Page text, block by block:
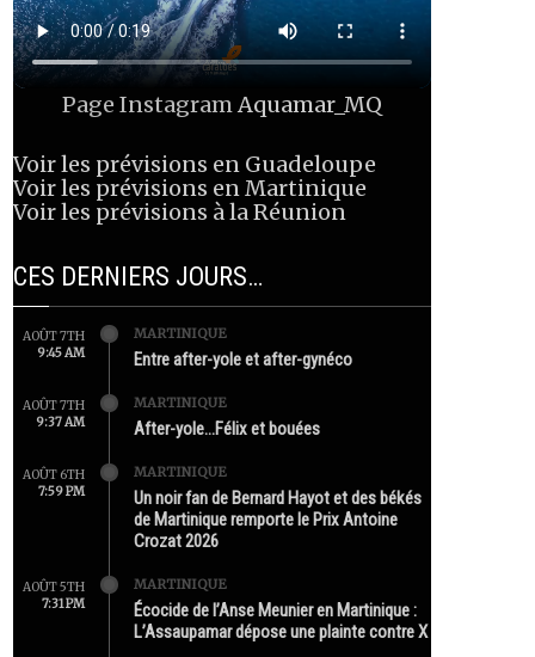
Page InstagramAquamar_MQ
Voir les prévisions en Guadeloupe
Voir les prévisions en Martinique
Voir les prévisions à la Réunion
CES DERNIERS JOURS…
AOÛT 7TH
9:45 AM
MARTINIQUE
Entre after-yole et after-gynéco
AOÛT 7TH
9:37 AM
MARTINIQUE
After-yole…Félix et bouées
AOÛT 6TH
7:59 PM
MARTINIQUE
Un noir fan de Bernard Hayot et des békés
de Martinique remporte le Prix Antoine
Crozat 2026
AOÛT 5TH
7:31 PM
MARTINIQUE
Écocide de l’Anse Meunier en Martinique :
L’Assaupamar dépose une plainte contre X